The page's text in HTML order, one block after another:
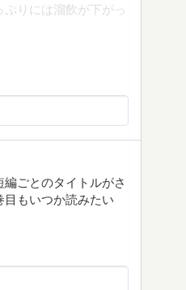
りには溜飲が下がっ
ごとのタイトルがさ
もいつか読みたい